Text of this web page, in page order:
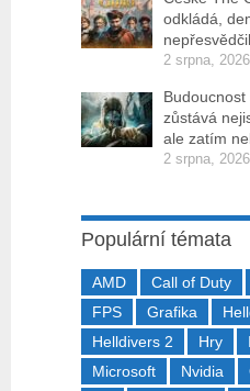
odkládá,
2 srpna, 2026
Budoucnost
zůstává
ale zatím
2 srpna, 2026
Populární témata
AMD Call of Duty
FPS
Grafika
Helldivers 2
Hry
Microsoft
Nvidia